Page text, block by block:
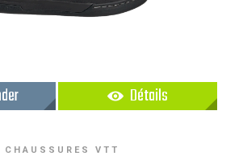
Détails
CHAUSSURES VTT